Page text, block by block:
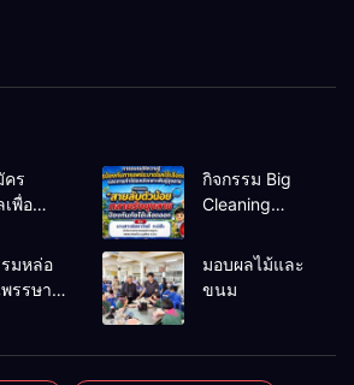
คร
พื่อ
รรเป็น
น
กิจกรรม Big
Cleaning
ป้องกันโรคไข้
มหล่อ
รรษา
มอบผลไม้และ
ขนม